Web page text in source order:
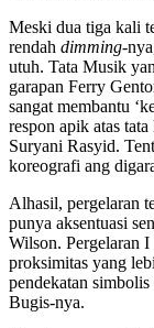
Meski dua tiga kali
rendah dimming-
utuh. Tata Musik
garapan Ferry
sangat membantu
respon apik atas
Suryani Rasyid.
koreografi ang
Alhasil, pergelaran
punya aksentuasi
Wilson. Pergelaran
proksimitas yang
pendekatan
Bugis-nya.